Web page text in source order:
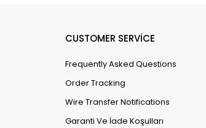
CUSTOMER SERVİCE
Frequently Asked Questions
Order Tracking
Wire Transfer Notifications
Garanti Ve İade Koşulları